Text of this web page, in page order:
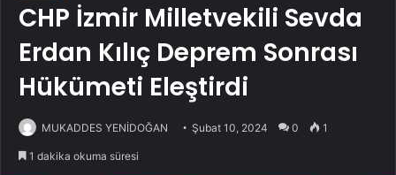
CHP İzmir Milletvekili Sevda
Erdan Kılıç Deprem Sonrası
Hükümeti Eleştirdi
MUKADDES YENİDOĞAN Şubat 10, 2024 0 1
1 dakika okuma süresi